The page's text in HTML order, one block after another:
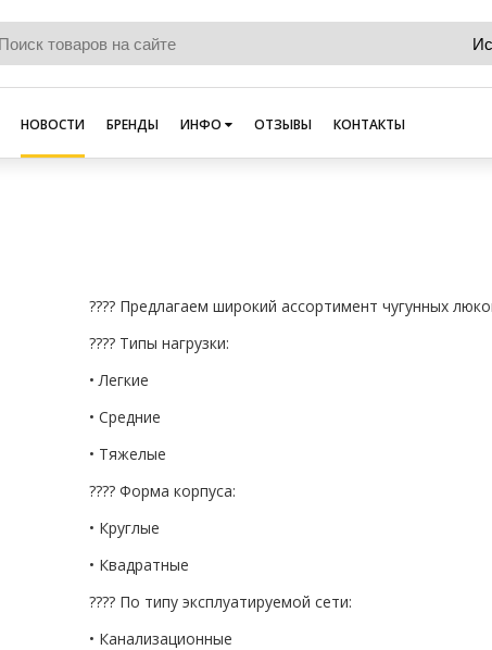
НОВОСТИ БРЕНДЫ ИНФО ОТЗЫВЫ КОНТАКТЫ
???? Предлагаем широкий ассортимент чугунных
???? Типы нагрузки:
• Легкие
• Средние
• Тяжелые
???? Форма корпуса:
• Круглые
• Квадратные
???? По типу эксплуатируемой сети:
• Канализационные